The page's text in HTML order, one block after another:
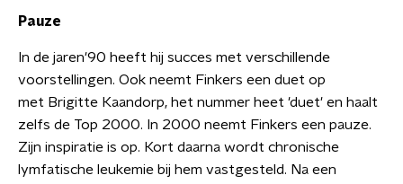
Pauze
In de jaren'90 heeft hij succes met verschillende
voorstellingen. Ook neemt Finkers een duet op
met Brigitte Kaandorp, het nummer heet 'duet' en haalt
zelfs de Top 2000. In 2000 neemt Finkers een pauze.
Zijn inspiratie is op. Kort daarna wordt chronische
lymfatische leukemie bij hem vastgesteld. Na een